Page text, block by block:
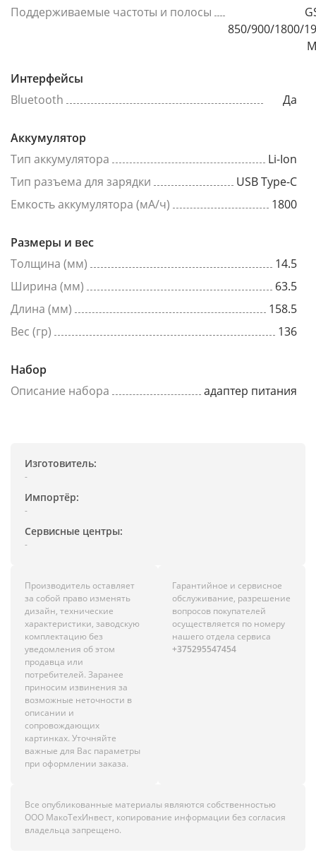
Поддерживаемые частоты и полосы
850/900/1800/
Интерфейсы
Bluetooth
Да
Аккумулятор
Тип аккумулятора
Li-Ion
Тип разъема для зарядки
USB Type-C
Емкость аккумулятора (мА/ч)
1800
Размеры и вес
Толщина (мм)
14.5
Ширина (мм)
63.5
Длина (мм)
158.5
Вес (гр)
136
Набор
Описание набора
адаптер питания
Изготовитель:
-
Импортёр:
-
Сервисные центры:
-
Производитель оставляет
за собой право изменять
дизайн, технические
характеристики, заводскую
комплектацию без
уведомления об этом
продавца или
потребителей. Заранее
приносим извинения за
возможные неточности в
описании и
сопровождающих
картинках. Уточняйте
важные для Вас параметры
при оформлении заказа.
Гарантийное и сервисное
обслуживание, разрешение
вопросов покупателей
осуществляется по номеру
нашего отдела сервиса
+375295547454
Все опубликованные материалы являются собственностью
ООО МакоТехИнвест, копирование информации без согласия
владельца запрещено.